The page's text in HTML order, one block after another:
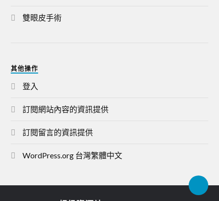
雙眼皮手術
其他操作
登入
訂閱網站內容的資訊提供
訂閱留言的資訊提供
WordPress.org 台灣繁體中文